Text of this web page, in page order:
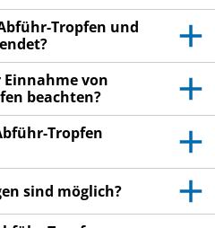
auf. Vielleicht
nochmals lesen.
wenn Sie weitere
Rat benötigen.
bemerken, wenden Sie
Apotheker. Dies gilt auch
nicht in dieser
sind. Siehe Abschnitt
Tropfen und
Einnahme von
beachten?
Tropfen
sind möglich?